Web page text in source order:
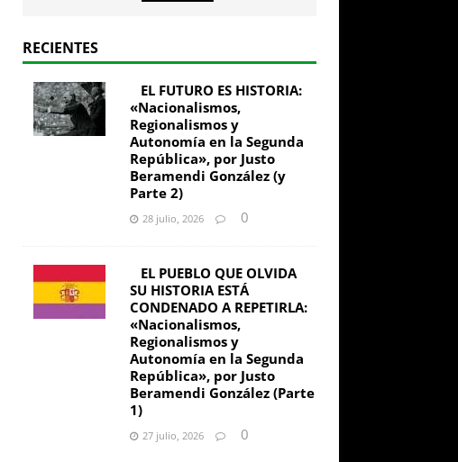
RECIENTES
EL FUTURO ES HISTORIA:
«Nacionalismos,
Regionalismos y
Autonomía en la Segunda
República», por Justo
Beramendi González (y
Parte 2)
28 julio, 2026 0
EL PUEBLO QUE OLVIDA
SU HISTORIA ESTÁ
CONDENADO A REPETIRLA:
«Nacionalismos,
Regionalismos y
Autonomía en la Segunda
República», por Justo
Beramendi González (Parte
1)
27 julio, 2026 0